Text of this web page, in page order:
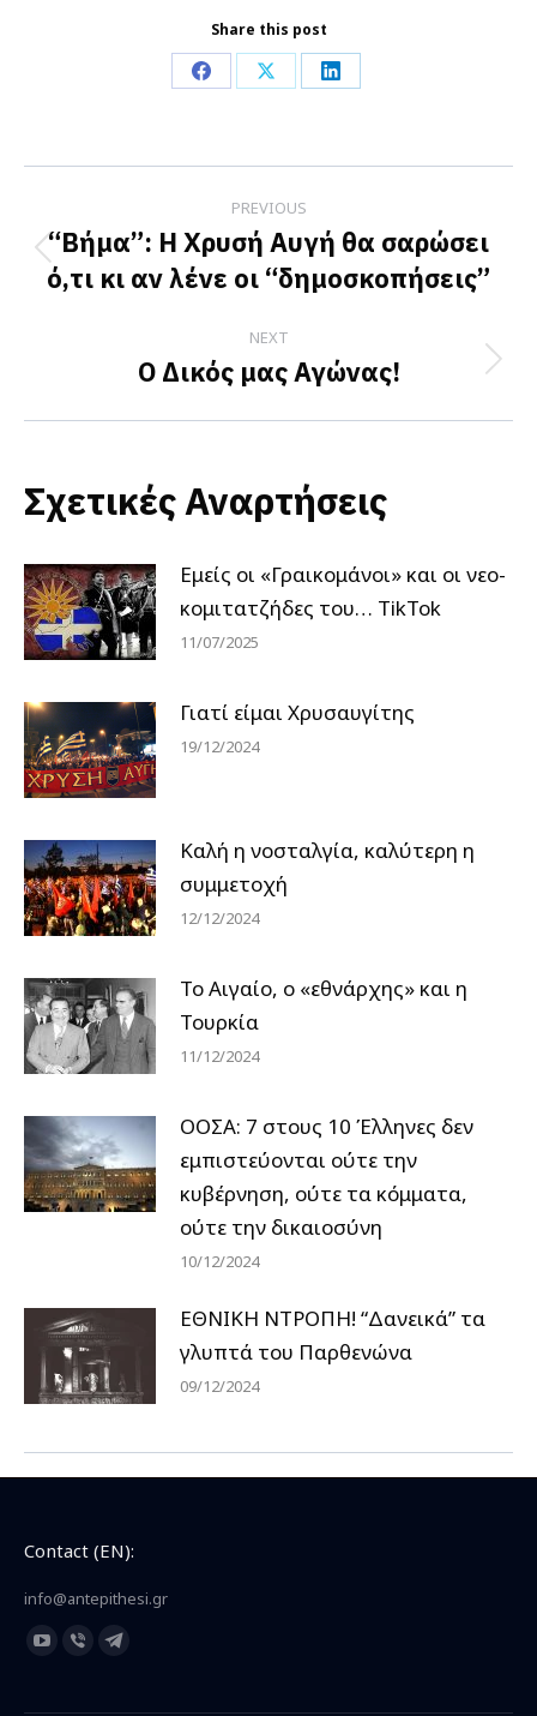
Share this post
Share
Facebook
Share
X
Share
LinkedIn
navigation
PREVIOUS
Previous
post:
“Βήμα”: Η Χρυσή Αυγή θα σαρώσει
ό,τι κι αν λένε οι “δημοσκοπήσεις”
NEXT
Next
Ο Δικός μας Αγώνας!
Σχετικές Αναρτήσεις
Εμείς οι «Γραικομάνοι» και οι νεο-
κομιτατζήδες του… TikTok
11/07/2025
Γιατί είμαι Χρυσαυγίτης
19/12/2024
Καλή η νοσταλγία, καλύτερη η
συμμετοχή
12/12/2024
Το Αιγαίο, ο «εθνάρχης» και η
Τουρκία
11/12/2024
ΟΟΣΑ: 7 στους 10 Έλληνες δεν
εμπιστεύονται ούτε την
κυβέρνηση, ούτε τα κόμματα,
ούτε την δικαιοσύνη
10/12/2024
ΕΘΝΙΚΗ ΝΤΡΟΠΗ! “Δανεικά” τα
γλυπτά του Παρθενώνα
09/12/2024
Contact (EN):
info@antepithesi.gr
Find us on:
YouTubeViberTelegram